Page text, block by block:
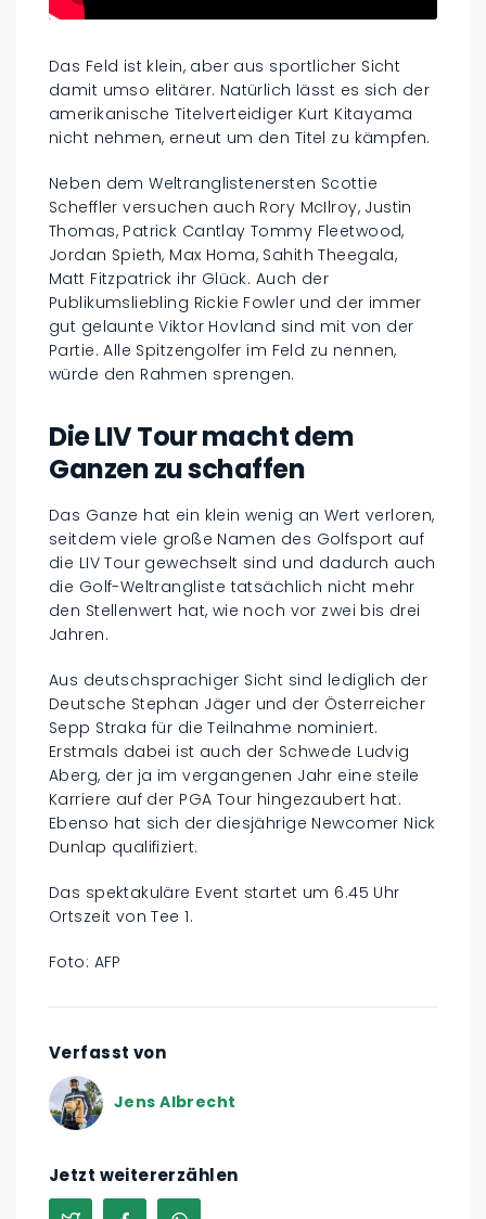
Das Feld ist klein, aber aus sportlicher Sicht
damit umso elitärer. Natürlich lässt es sich der
amerikanische Titelverteidiger Kurt Kitayama
nicht nehmen, erneut um den Titel zu kämpfen.
Neben dem Weltranglistenersten Scottie
Scheffler versuchen auch Rory McIlroy, Justin
Thomas, Patrick Cantlay Tommy Fleetwood,
Jordan Spieth, Max Homa, Sahith Theegala,
Matt Fitzpatrick ihr Glück. Auch der
Publikumsliebling Rickie Fowler und der immer
gut gelaunte Viktor Hovland sind mit von der
Partie. Alle Spitzengolfer im Feld zu nennen,
würde den Rahmen sprengen.
Die LIV Tour macht dem
Ganzen zu schaffen
Das Ganze hat ein klein wenig an Wert verloren,
seitdem viele große Namen des Golfsport auf
die LIV Tour gewechselt sind und dadurch auch
die Golf-Weltrangliste tatsächlich nicht mehr
den Stellenwert hat, wie noch vor zwei bis drei
Jahren.
Aus deutschsprachiger Sicht sind lediglich der
Deutsche Stephan Jäger und der Österreicher
Sepp Straka für die Teilnahme nominiert.
Erstmals dabei ist auch der Schwede Ludvig
Aberg, der ja im vergangenen Jahr eine steile
Karriere auf der PGA Tour hingezaubert hat.
Ebenso hat sich der diesjährige Newcomer Nick
Dunlap qualifiziert.
Das spektakuläre Event startet um 6.45 Uhr
Ortszeit von Tee 1.
Foto: AFP
Verfasst von
Jens Albrecht
Jetzt weitererzählen